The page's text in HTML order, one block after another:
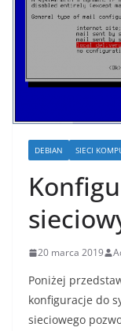
DEBIAN SIECI
20 marca 2019
Poniżej
konfiguracje do
sieciowego